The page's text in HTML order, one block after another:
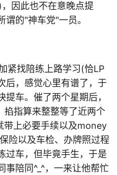
因此也不在意晚点提
谓的"神车党"一员。
紧找陪练上路学习(恰LP
后，感觉心里有谱了，于
车。催了两个星期后，
指算来整整等了近两个
带上必要手续以及money
险以及车检、办牌照过程
过车，但毕竟手生，于是
事陪同^_^，一来让他帮忙